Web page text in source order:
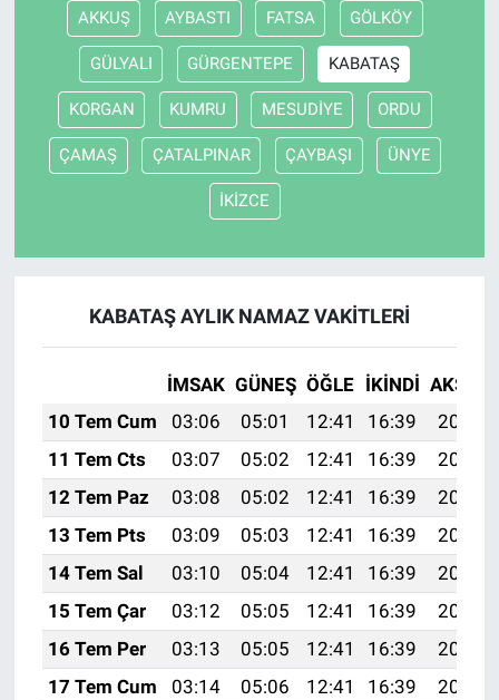
AKKUŞ AYBASTI FATSA GÖLKÖY
GÜLYALI GÜRGENTEPE KABATAŞ
KORGAN KUMRU MESUDİYE ORDU
ÇAMAŞ ÇATALPINAR ÇAYBAŞI ÜNYE
İKİZCE
KABATAŞ AYLIK NAMAZ VAKITLERI
İMSAK GÜNEŞ ÖĞLE İKINDI AKŞAM
10 Tem Cum
03:06 05:01 12:41 16:39
20:10
11 Tem Cts
03:07 05:02 12:41 16:39
20:10
12 Tem Paz
03:08 05:02 12:41 16:39
20:09
13 Tem Pts
03:09 05:03 12:41 16:39
20:09
14 Tem Sal
03:10 05:04 12:41 16:39
20:08
15 Tem Çar
03:12 05:05 12:41 16:39
20:08
16 Tem Per
03:13 05:05 12:41 16:39
20:07
17 Tem Cum
03:14 05:06 12:41 16:39
20:07